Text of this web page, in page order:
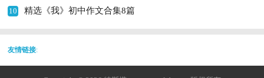
10 精选《我》初中作文合集8篇
友情链接: